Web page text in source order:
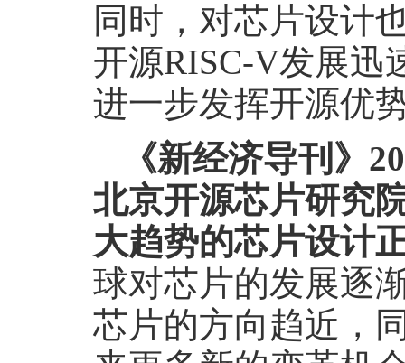
同时，对芯片设计
开源RISC-V发展迅
进一步发挥开源优
《新经济导刊》
北京开源芯片研究
大趋势的芯片设计
球对芯片的发展逐
芯片的方向趋近，